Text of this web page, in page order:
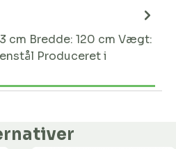
cm Bredde: 120 cm Vægt:
Produceret i